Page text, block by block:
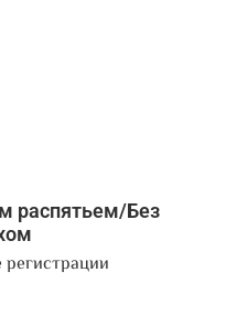
распятьем/Без